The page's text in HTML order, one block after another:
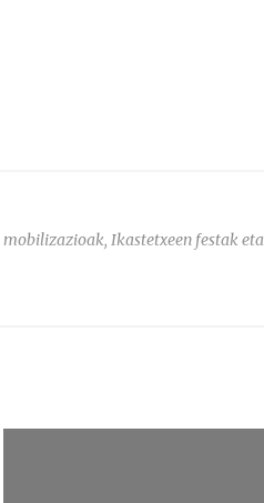
Ikastetxeen festak eta